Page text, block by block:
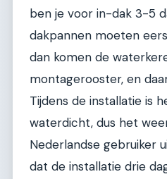
ben je voor in-dak 3-5
dakpannen moeten
dan komen de
montagerooster, en
Tijdens de installatie is
waterdicht, dus het
Nederlandse gebruiker
dat de installatie drie